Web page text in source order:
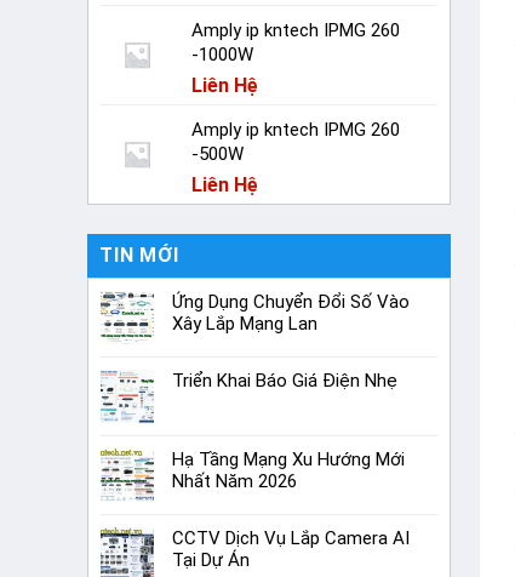
Amply ip kntech IPMG 260
-1000W
Liên Hệ
Amply ip kntech IPMG 260
-500W
Liên Hệ
TIN MỚI
Ứng Dụng Chuyển Đổi Số Vào
Xây Lắp Mạng Lan
Triển Khai Báo Giá Điện Nhẹ
Hạ Tầng Mạng Xu Hướng Mới
Nhất Năm 2026
CCTV Dịch Vụ Lắp Camera AI
Tại Dự Án